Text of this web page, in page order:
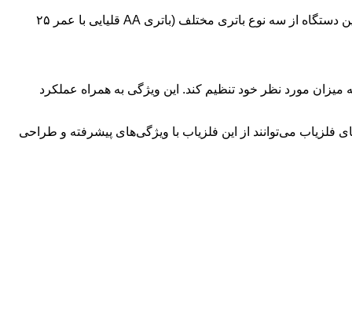
همچنین، فلزیاب تک پوینت با دارا بودن نور LED قابل تعظیم و تنظیمات اتوماتیک، امکان استفاده در شرایط نوری مختلف را فراهم می‌کند. این دستگاه از سه نوع باتری مختلف (باتری AA قلیایی با عمر ۲۵
مورد نظر خود تنظیم کند. این ویژگی به همراه عملکرد
می‌توانند از این فلزیاب با ویژگی‌های پیشرفته و طراحی